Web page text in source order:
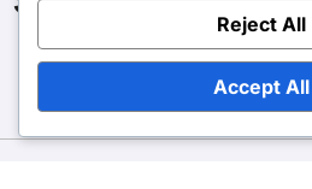
Reject All
Accept All